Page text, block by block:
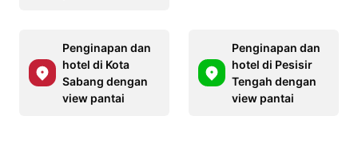
Penginapan dan
hotel di Kota
Sabang dengan
view pantai
Penginapan dan
hotel di Pesisir
Tengah dengan
view pantai